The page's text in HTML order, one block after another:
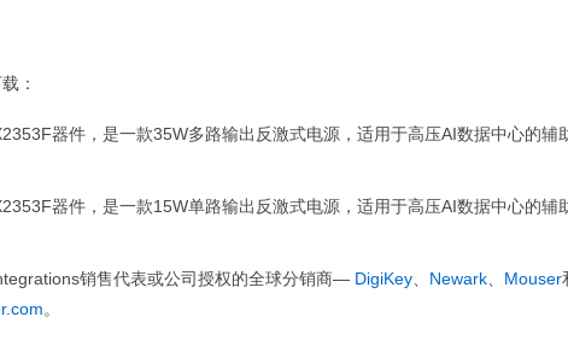
：
器件，是一款35W多路输出反激式电源，适用于高压AI数据中心的辅
器件，是一款15W单路输出反激式电源，适用于高压AI数据中心的辅
销售代表或公司授权的全球分销商— DigiKey Newark Mouser
。